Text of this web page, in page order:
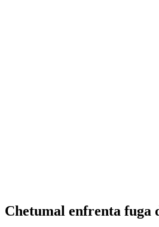
Chetumal enfrenta fuga